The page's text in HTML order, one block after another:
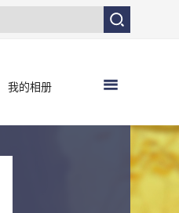
我的相册